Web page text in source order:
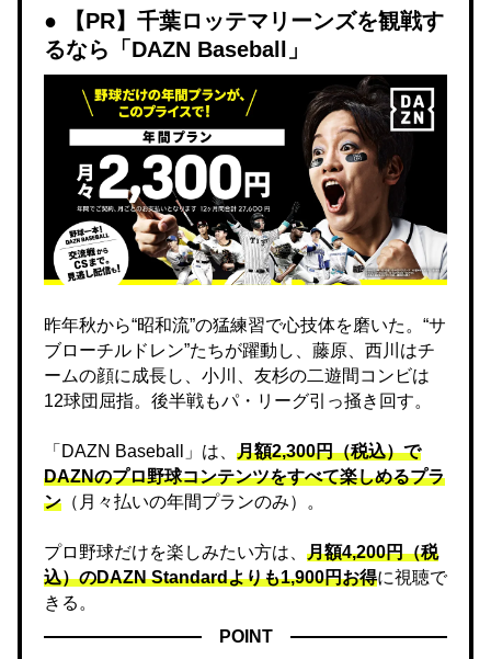
【PR】千葉ロッテマリーンズを観戦す
るなら「DAZN Baseball」
昨年秋から“昭和流”の猛練習で心技体を磨いた。“サ
ブローチルドレン”たちが躍動し、藤原、西川はチ
ームの顔に成長し、小川、友杉の二遊間コンビは
12球団屈指。後半戦もパ・リーグ引っ掻き回す。
「DAZN Baseball」は、 月額2,300円（税込）で
DAZNのプロ野球コンテンツをすべて楽しめるプラ
ン （月々払いの年間プランのみ）。
プロ野球だけを楽しみたい方は、 月額4,200円（税
込）のDAZN Standard​よりも1,900円お得に視聴で
きる。
POINT